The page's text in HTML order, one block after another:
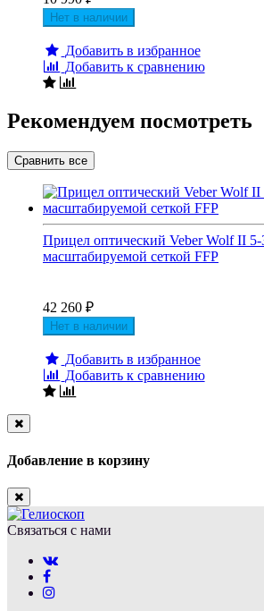
Нет в наличии
Добавить в избранное
Добавить к сравнению
Рекомендуем посмотреть
Прицел оптический Veber Wolf II
масштабируемой сеткой FFP
42 260 ₽
Нет в наличии
Добавить в избранное
Добавить к сравнению
Close
Добавление в корзину
Close
Связаться с нами